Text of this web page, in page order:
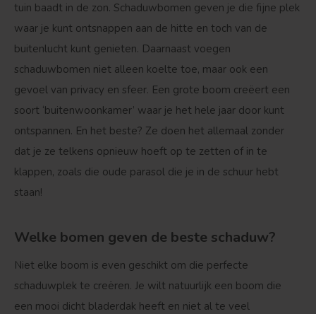
tuin baadt in de zon. Schaduwbomen geven je die fijne plek
waar je kunt ontsnappen aan de hitte en toch van de
buitenlucht kunt genieten. Daarnaast voegen
schaduwbomen niet alleen koelte toe, maar ook een
gevoel van privacy en sfeer. Een grote boom creëert een
soort ‘buitenwoonkamer’ waar je het hele jaar door kunt
ontspannen. En het beste? Ze doen het allemaal zonder
dat je ze telkens opnieuw hoeft op te zetten of in te
klappen, zoals die oude parasol die je in de schuur hebt
staan!
Welke bomen geven de beste schaduw?
Niet elke boom is even geschikt om die perfecte
schaduwplek te creëren. Je wilt natuurlijk een boom die
een mooi dicht bladerdak heeft en niet al te veel